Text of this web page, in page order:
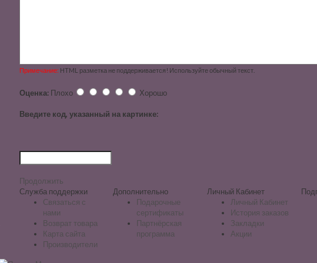
Примечание: HTML разметка не поддерживается! Используйте обычный текст.
Оценка: Плохо Хорошо
Введите код, указанный на картинке:
Продолжить
Служба поддержки
Связаться с
нами
Возврат товара
Карта сайта
Производители
Дополнительно
Подарочные
сертификаты
Партнёрская
программа
Личный Кабинет
Личный Кабинет
История заказов
Закладки
Акции